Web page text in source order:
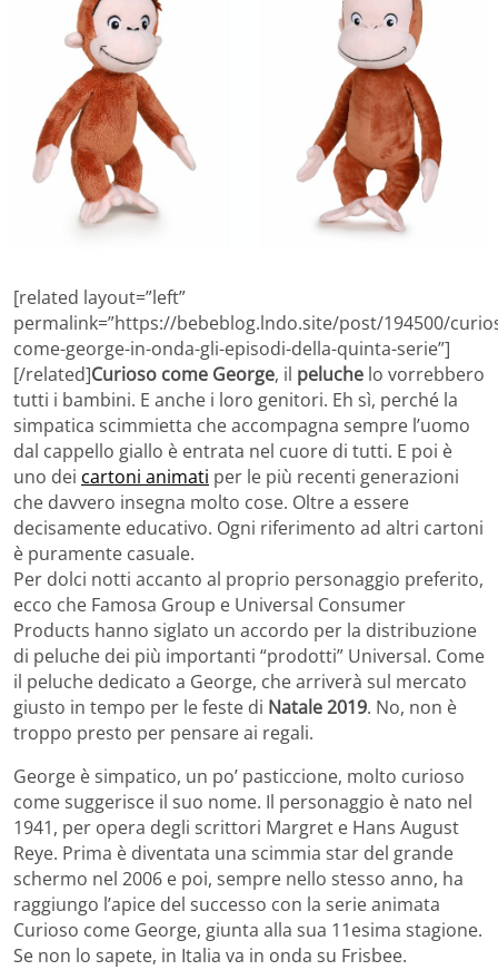
[related layout=”left”
permalink=”https://bebeblog.lndo.site/post/194500/
come-george-in-onda-gli-episodi-della-quinta-serie”]
[/related]Curioso come George, il peluche lo vorrebbero
tutti i bambini. E anche i loro genitori. Eh sì, perché la
simpatica scimmietta che accompagna sempre l’uomo
dal cappello giallo è entrata nel cuore di tutti. E poi è
uno dei cartoni animati per le più recenti generazioni
che davvero insegna molto cose. Oltre a essere
decisamente educativo. Ogni riferimento ad altri cartoni
è puramente casuale.
Per dolci notti accanto al proprio personaggio preferito,
ecco che Famosa Group e Universal Consumer
Products hanno siglato un accordo per la distribuzione
di peluche dei più importanti “prodotti” Universal. Come
il peluche dedicato a George, che arriverà sul mercato
giusto in tempo per le feste di Natale 2019. No, non è
troppo presto per pensare ai regali.
George è simpatico, un po’ pasticcione, molto curioso
come suggerisce il suo nome. Il personaggio è nato nel
1941, per opera degli scrittori Margret e Hans August
Reye. Prima è diventata una scimmia star del grande
schermo nel 2006 e poi, sempre nello stesso anno, ha
raggiungo l’apice del successo con la serie animata
Curioso come George, giunta alla sua 11esima stagione.
Se non lo sapete, in Italia va in onda su Frisbee.